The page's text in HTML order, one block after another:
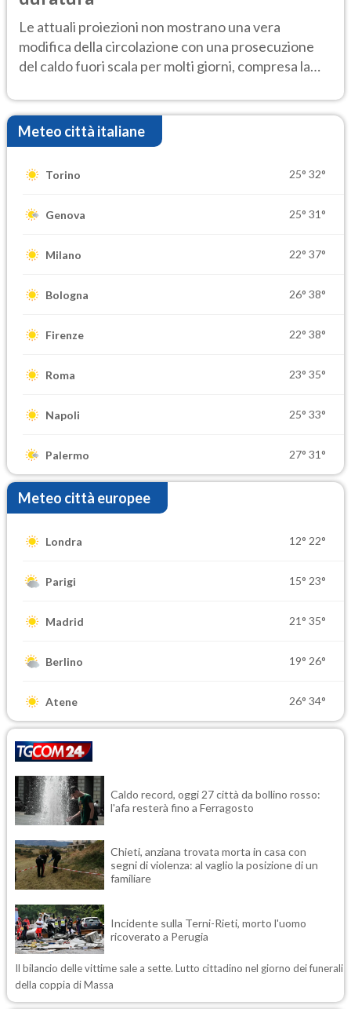
Le attuali proiezioni non mostrano una vera
modifica della circolazione con una prosecuzione
del caldo fuori scala per molti giorni, compresa la
Meteo città italiane
Torino 25° 32°
Genova 25° 31°
Milano 22° 37°
Bologna 26° 38°
Firenze 22° 38°
Roma 23° 35°
Napoli 25° 33°
Palermo 27° 31°
Meteo città europee
Londra 12° 22°
Parigi 15° 23°
Madrid 21° 35°
Berlino 19° 26°
Atene 26° 34°
Caldo record, oggi 27 città da bollino rosso:
l'afa resterà fino a Ferragosto
Chieti, anziana trovata morta in casa con
segni di violenza: al vaglio la posizione di un
familiare
Incidente sulla Terni-Rieti, morto l'uomo
ricoverato a Perugia
Il bilancio delle vittime sale a sette. Lutto cittadino nel giorno dei funerali
della coppia di Massa